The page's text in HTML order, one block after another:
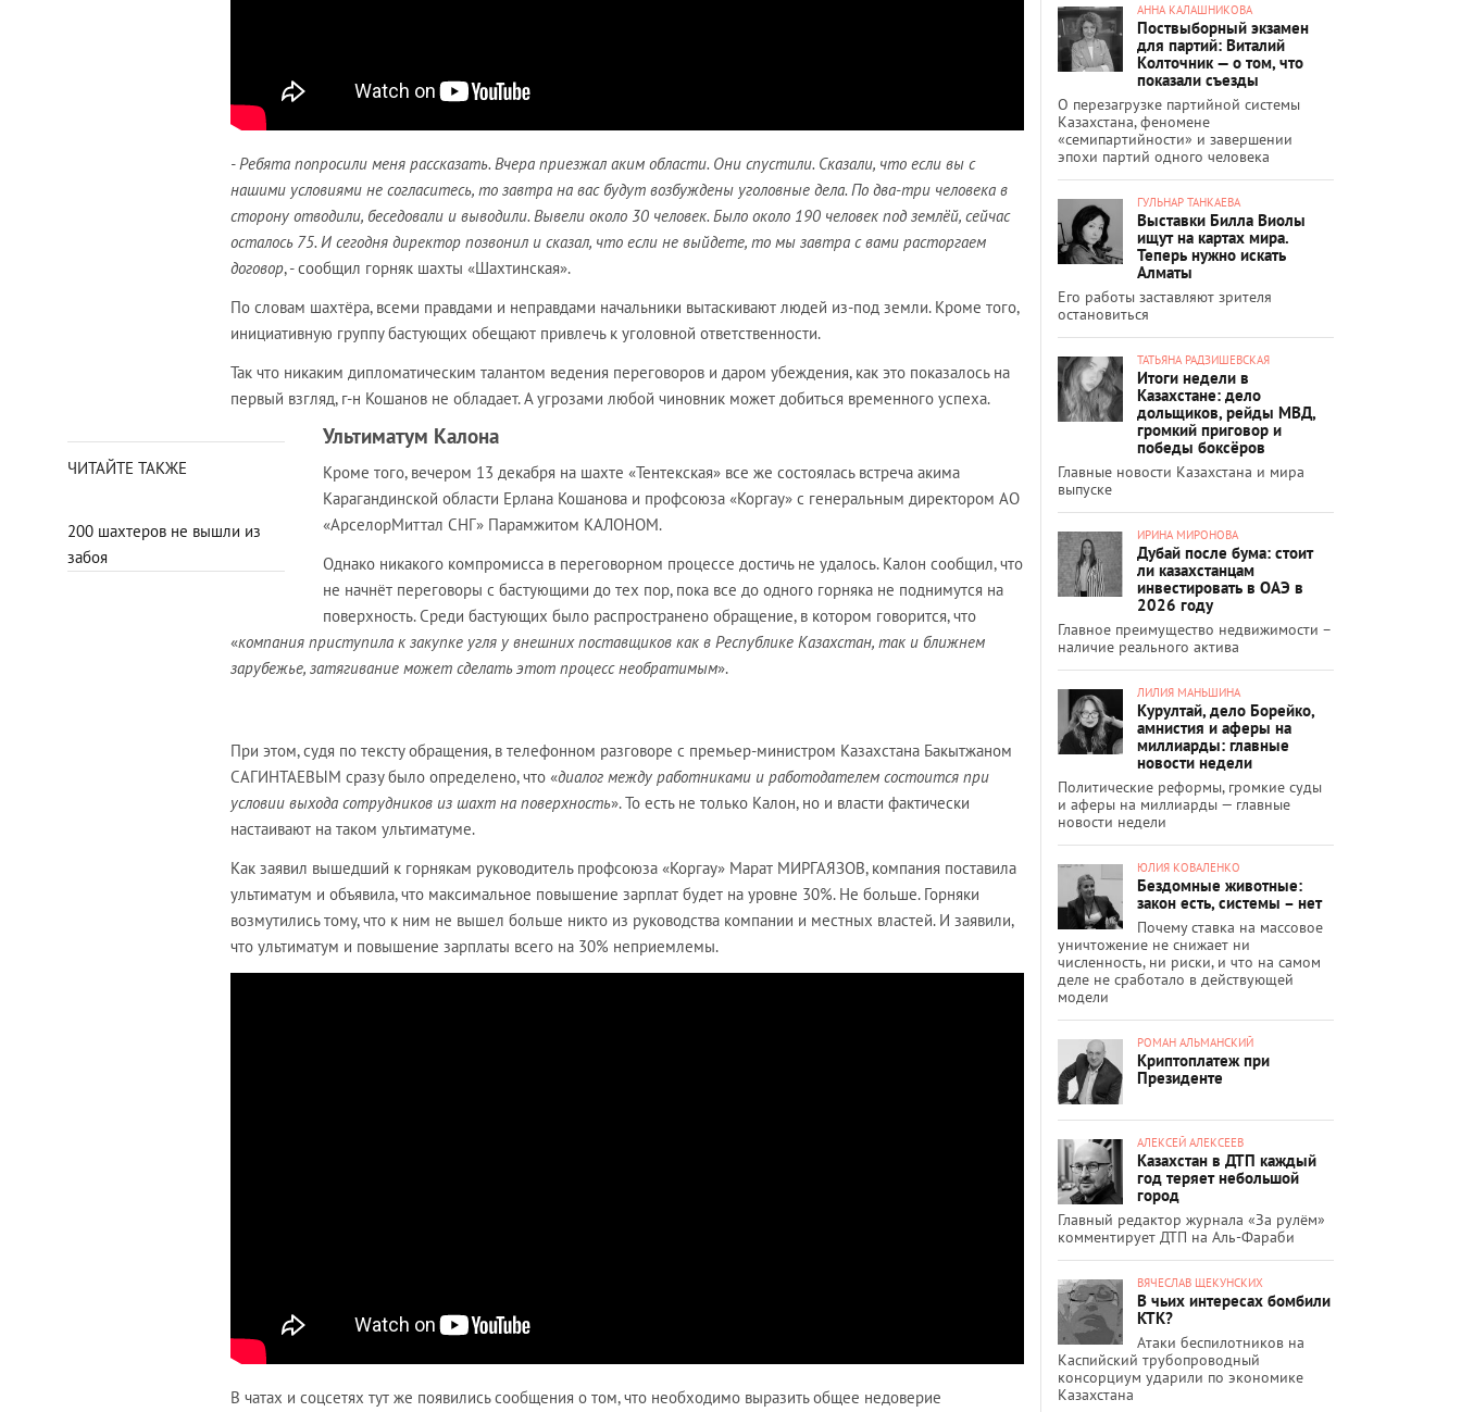
- Ребята попросили меня рассказать. Вчера приезжал аким области. Они спустили. Сказали, что если вы с
нашими условиями не согласитесь, то завтра на вас будут возбуждены уголовные дела. По два-три человека в
сторону отводили, беседовали и выводили. Вывели около 30 человек. Было около 190 человек под землёй, сейчас
осталось 75. И сегодня директор позвонил и сказал, что если не выйдете, то мы завтра с вами расторгаем
договор, - сообщил горняк шахты «Шахтинская».
По словам шахтёра, всеми правдами и неправдами начальники вытаскивают людей из-под земли. Кроме того,
инициативную группу бастующих обещают привлечь к уголовной ответственности.
Так что никаким дипломатическим талантом ведения переговоров и даром убеждения, как это показалось на
первый взгляд, г-н Кошанов не обладает. А угрозами любой чиновник может добиться временного успеха.
ЧИТАЙТЕ ТАКЖЕ
200 шахтеров не вышли из
забоя
Ультиматум Калона
Кроме того, вечером 13 декабря на шахте «Тентекская» все же состоялась встреча акима
Карагандинской области Ерлана Кошанова и профсоюза «Коргау» с генеральным директором АО
«АрселорМиттал СНГ» Парамжитом КАЛОНОМ.
Однако никакого компромисса в переговорном процессе достичь не удалось. Калон сообщил, что
не начнёт переговоры с бастующими до тех пор, пока все до одного горняка не поднимутся на
поверхность. Среди бастующих было распространено обращение, в котором говорится, что
«компания приступила к закупке угля у внешних поставщиков как в Республике Казахстан, так и ближнем
зарубежье, затягивание может сделать этот процесс необратимым».
При этом, судя по тексту обращения, в телефонном разговоре с премьер-министром Казахстана Бакытжаном
САГИНТАЕВЫМ сразу было определено, что «диалог между работниками и работодателем состоится при
условии выхода сотрудников из шахт на поверхность». То есть не только Калон, но и власти фактически
настаивают на таком ультиматуме.
Как заявил вышедший к горнякам руководитель профсоюза «Коргау» Марат МИРГАЯЗОВ, компания поставила
ультиматум и объявила, что максимальное повышение зарплат будет на уровне 30%. Не больше. Горняки
возмутились тому, что к ним не вышел больше никто из руководства компании и местных властей. И заявили,
что ультиматум и повышение зарплаты всего на 30% неприемлемы.
В чатах и соцсетях тут же появились сообщения о том, что необходимо выразить общее недоверие
АННА КАЛАШНИКОВА
Поствыборный экзамен
для партий: Виталий
Колточник — о том, что
показали съезды
О перезагрузке партийной системы
Казахстана, феномене
«семипартийности» и завершении
эпохи партий одного человека
ГУЛЬНАР ТАНКАЕВА
Выставки Билла Виолы
ищут на картах мира.
Теперь нужно искать
Алматы
Его работы заставляют зрителя
остановиться
ТАТЬЯНА РАДЗИШЕВСКАЯ
Итоги недели в
Казахстане: дело
дольщиков, рейды МВД,
громкий приговор и
победы боксёров
Главные новости Казахстана и мира
выпуске
ИРИНА МИРОНОВА
Дубай после бума: стоит
ли казахстанцам
инвестировать в ОАЭ в
2026 году
Главное преимущество недвижимости –
наличие реального актива
ЛИЛИЯ МАНЬШИНА
Курултай, дело Борейко,
амнистия и аферы на
миллиарды: главные
новости недели
Политические реформы, громкие суды
и аферы на миллиарды — главные
новости недели
ЮЛИЯ КОВАЛЕНКО
Бездомные животные:
закон есть, системы – нет
Почему ставка на массовое
уничтожение не снижает ни
численность, ни риски, и что на самом
деле не сработало в действующей
модели
РОМАН АЛЬМАНСКИЙ
Криптоплатеж при
Президенте
АЛЕКСЕЙ АЛЕКСЕЕВ
Казахстан в ДТП каждый
год теряет небольшой
город
Главный редактор журнала «За рулём»
комментирует ДТП на Аль-Фараби
ВЯЧЕСЛАВ ЩЕКУНСКИХ
В чьих интересах бомбили
КТК?
Атаки беспилотников на
Каспийский трубопроводный
консорциум ударили по экономике
Казахстана